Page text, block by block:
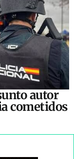
autor
cometidos